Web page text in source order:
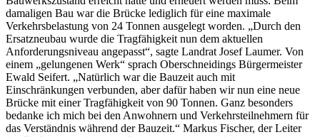
damaligen Bau war die Brücke lediglich für eine maximale
Verkehrsbelastung von 24 Tonnen ausgelegt worden. „Durch den
Ersatzneubau wurde die Tragfähigkeit nun dem aktuellen
Anforderungsniveau angepasst“, sagte Landrat Josef Laumer. Von
einem „gelungenen Werk“ sprach Oberschneidings Bürgermeister
Ewald Seifert. „Natürlich war die Bauzeit auch mit
Einschränkungen verbunden, aber dafür haben wir nun eine neue
Brücke mit einer Tragfähigkeit von 90 Tonnen. Ganz besonders
bedanke ich mich bei den Anwohnern und Verkehrsteilnehmern für
das Verständnis während der Bauzeit.“ Markus Fischer, der Leiter